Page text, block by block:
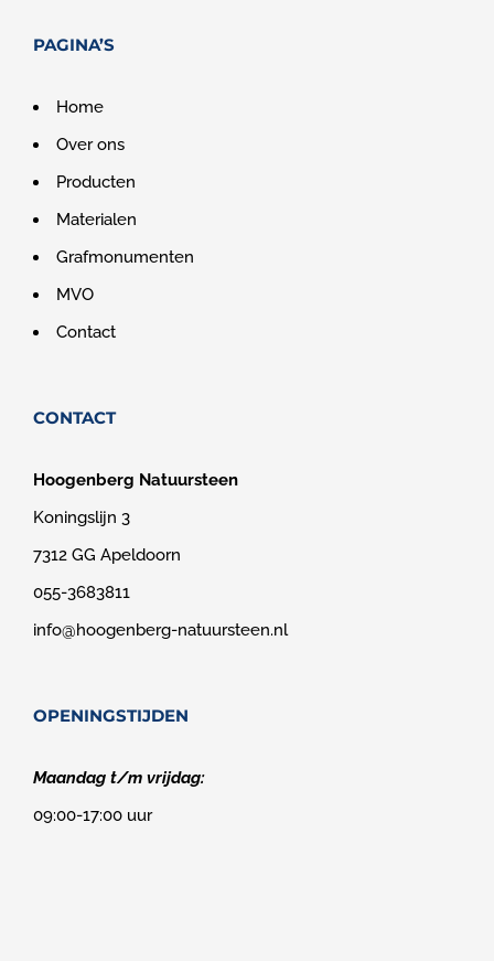
PAGINA’S
Home
Over ons
Producten
Materialen
Grafmonumenten
MVO
Contact
CONTACT
Hoogenberg Natuursteen
Koningslijn 3
7312 GG Apeldoorn
055-3683811
info@hoogenberg-natuursteen.nl
OPENINGSTIJDEN
Maandag t/m vrijdag:
09:00-17:00 uur